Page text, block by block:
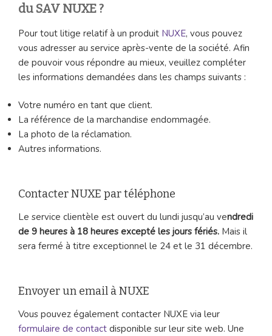
du SAV NUXE ?
Pour tout litige relatif à un produit NUXE, vous pouvez
vous adresser au service après-vente de la société. Afin
de pouvoir vous répondre au mieux, veuillez compléter
les informations demandées dans les champs suivants :
Votre numéro en tant que client.
La référence de la marchandise endommagée.
La photo de la réclamation.
Autres informations.
Contacter NUXE par téléphone
Le service clientèle est ouvert du lundi jusqu’au vendredi
de 9 heures à 18 heures excepté les jours fériés. Mais il
sera fermé à titre exceptionnel le 24 et le 31 décembre.
Envoyer un email à NUXE
Vous pouvez également contacter NUXE via leur
formulaire de contact disponible sur leur site web. Une